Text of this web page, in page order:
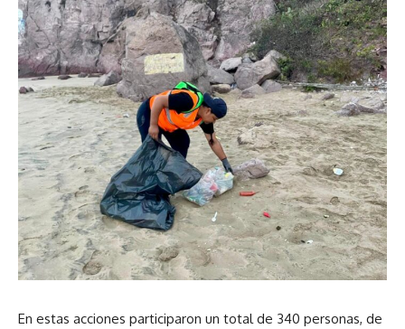
En estas acciones participaron un total de 340 personas, de